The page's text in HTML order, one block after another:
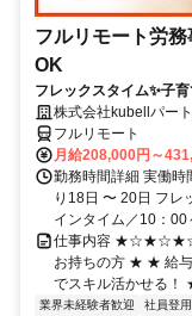
フルリモート労
OK
フレックスタイム✨子
株式会社kubellパー
フルリモート
月給208,000円～
勤務時間詳細 実働時
り18日 〜 20日 フレ
インタイム／10：
仕事内容
お持ちの方 ★ ★ 給
でスキル活か
業界未経験者歓迎 社員登